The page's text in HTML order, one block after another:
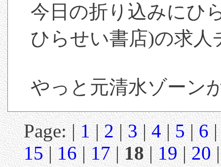
今日の折り込みにひ
ひらせい書店)の求
やっと元清水ゾーン
Page: |1|2|3|4|5|6
15|16|17|18|19|20